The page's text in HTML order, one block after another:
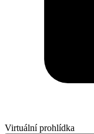
Virtuální prohlídka